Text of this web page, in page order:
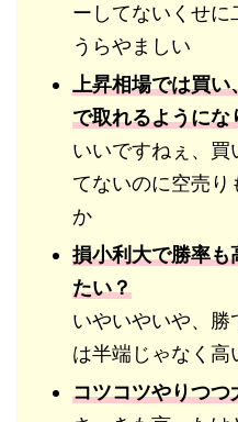
ーしてないくせに
うらやましい
上昇相場では買い
で取れるようにな
いいですねぇ、買
てないのに空売り
か
損小利大で勝率も
たい？
いやいやいや、勝
は半端じゃなく高
コツコツやりつつ